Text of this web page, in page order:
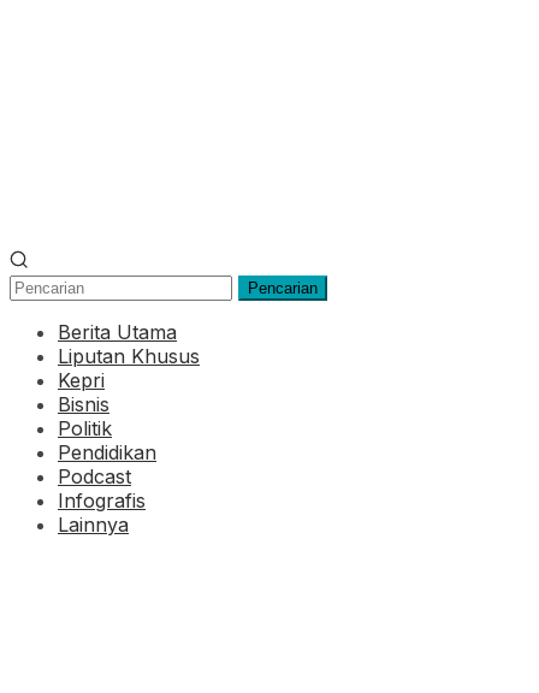
Pencarian
Berita Utama
Liputan Khusus
Kepri
Bisnis
Politik
Pendidikan
Podcast
Infografis
Lainnya